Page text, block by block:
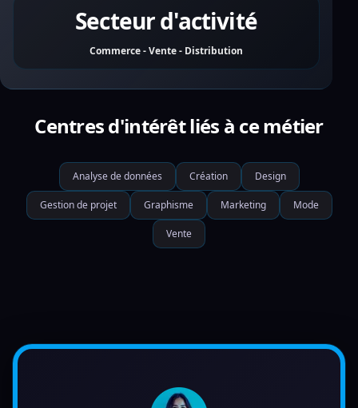
Secteur d'activité
Commerce - Vente - Distribution
Centres d'intérêt liés à ce métier
Analyse de données Création Design
Gestion de projet Graphisme Marketing Mode
Vente